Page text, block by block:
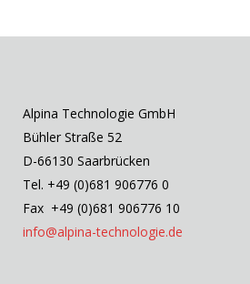
Alpina Technologie GmbH
Bühler Straße 52
D-66130 Saarbrücken
Tel. +49 (0)681 906776 0
Fax +49 (0)681 906776 10
info@alpina-technologie.de